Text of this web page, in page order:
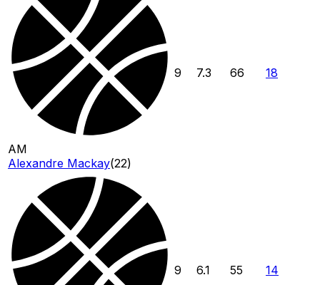
AM
Alexandre Mackay(22)
9 7.3 66 18
9 6.1 55 14